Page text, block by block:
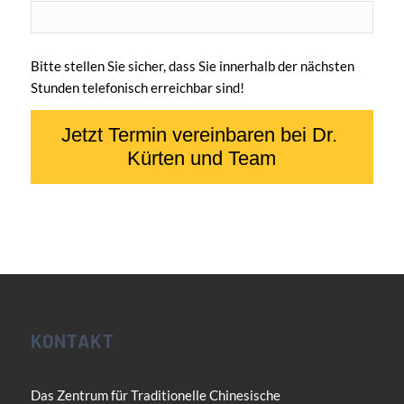
Bitte stellen Sie sicher, dass Sie innerhalb der nächsten
Stunden telefonisch erreichbar sind!
KONTAKT
Das Zentrum für Traditionelle Chinesische